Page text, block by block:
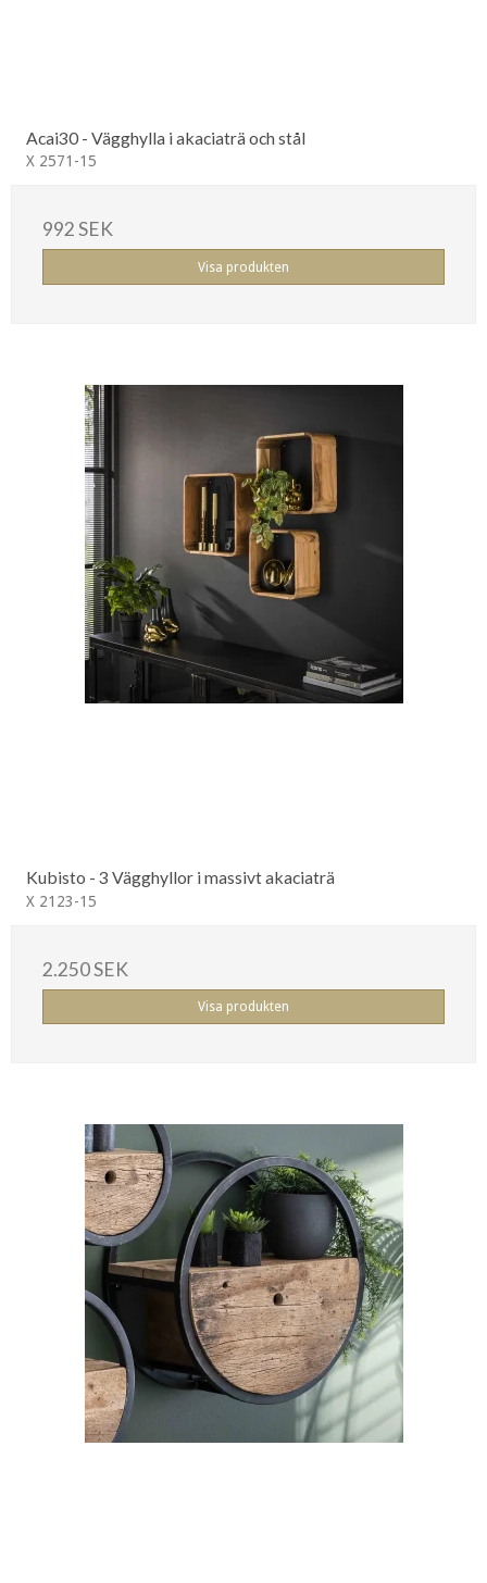
Acai30 - Vägghylla i akaciaträ och stål
X 2571-15
992 SEK
Visa produkten
Kubisto - 3 Vägghyllor i massivt akaciaträ
X 2123-15
2.250 SEK
Visa produkten